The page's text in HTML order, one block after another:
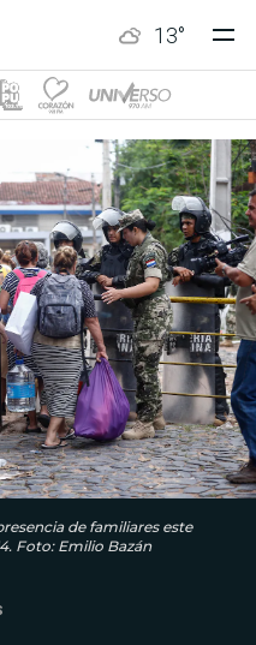
13°
de familiares este
Foto: Emilio Bazán